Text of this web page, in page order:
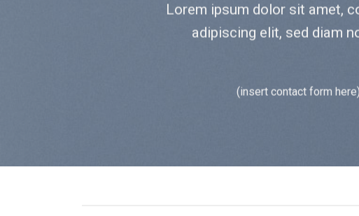
Lorem ipsum dolor sit amet,
adipiscing elit, sed diam
(insert contact form here)